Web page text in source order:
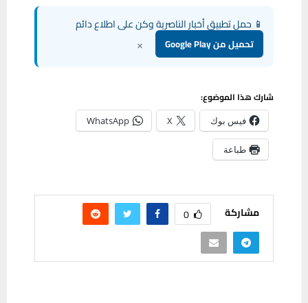
📱 حمل تطبيق أخبار الناصرية وكن على اطلاع دائم
تحميل من Google Play ×
شارك هذا الموضوع:
فيس بوك X
WhatsApp
طباعة
مشاركة 0